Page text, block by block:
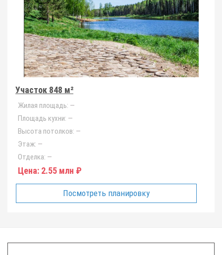
Участок 848 м²
Жилая площадь: —
Площадь кухни: —
Высота потолков: —
Этаж: —
Отделка: —
Цена: 2.55 млн ₽
Посмотреть планировку